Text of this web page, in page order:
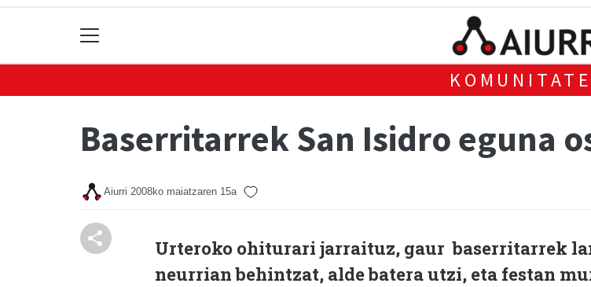
Baserritarrek San Isidro eguna
Aiurri 2008ko maiatzaren 15a
Urteroko ohiturari jarraituz, gaur baserritarrek
neurrian behintzat, alde batera utzi, eta festan